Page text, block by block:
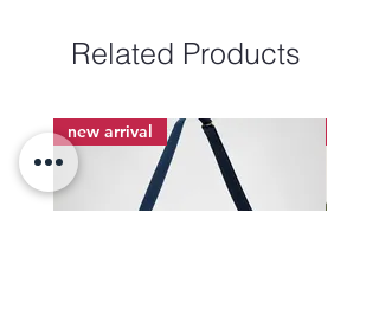
Related Products
new arrival